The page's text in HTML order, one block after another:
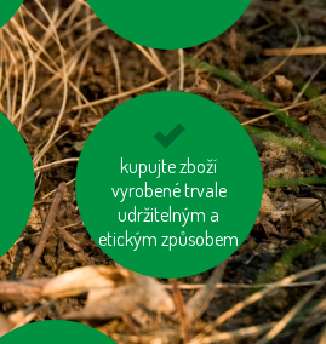
kupujte zboží
vyrobené trvale
udržitelným a
etickým způsobem
nenechávejme je
zapnuté ani v režimu
„Standby“